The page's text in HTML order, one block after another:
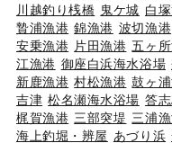
川越釣り桟橋 鬼ケ城 白
贄浦漁港 錦漁港 波切漁港
安乗漁港 片田漁港 五ヶ
江漁港 御座白浜海水浴場
新鹿漁港 村松漁港 鼓ヶ
吉津 松名瀬海水浴場 答
梶賀漁港 三部突堤 三浦
海上釣堀・辨屋 あづり浜